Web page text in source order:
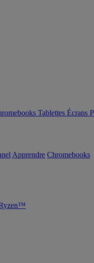
Tablettes Écrans
Apprendre Chromebooks